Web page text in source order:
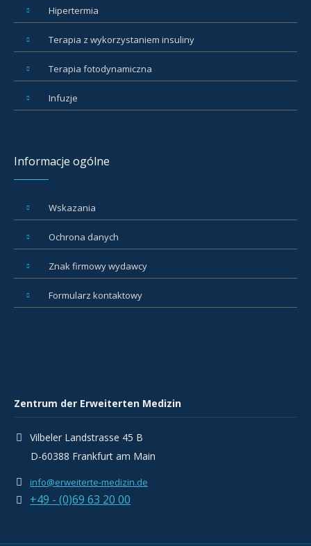
Hipertermia
Terapia z wykorzystaniem insuliny
Terapia fotodynamiczna
Infuzje
Informacje ogólne
Wskazania
Ochrona danych
Znak firmowy wydawcy
Formularz kontaktowy
Zentrum der Erweiterten Medizin
Vilbeler Landstrasse 45 B
D-60388 Frankfurt am Main
info@erweiterte-medizin.de
+49 - (0)69 63 20 00